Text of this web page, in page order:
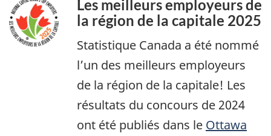
Les meilleurs employeurs de
la région de la capitale 2025
Statistique Canada a été nommé
l’un des meilleurs employeurs
de la région de la capitale! Les
résultats du concours de 2024
ont été publiés dans le Ottawa